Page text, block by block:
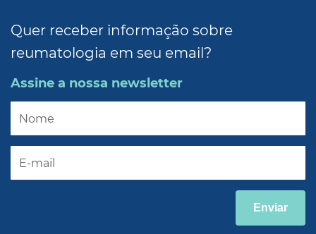
Quer receber informação sobre
reumatologia em seu email?
Assine a nossa newsletter
Enviar